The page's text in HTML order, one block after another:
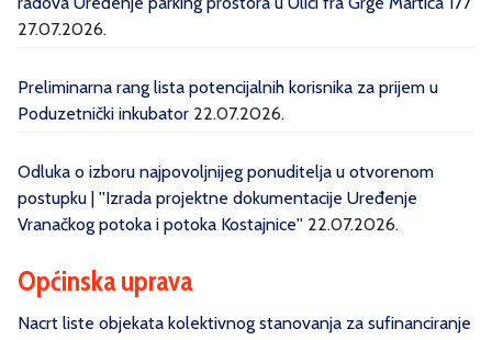
27.07.2026.
Preliminarna rang lista potencijalnih korisnika za prijem u
Poduzetnički inkubator 22.07.2026.
Odluka o izboru najpovoljnijeg ponuditelja u otvorenom
postupku | ''Izrada projektne dokumentacije Uređenje
Vranačkog potoka i potoka Kostajnice'' 22.07.2026.
Općinska uprava
Nacrt liste objekata kolektivnog stanovanja za sufinanciranje